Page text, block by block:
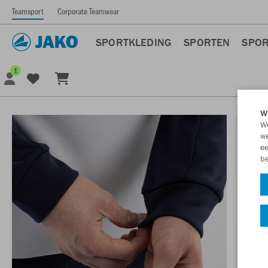
Teamsport Corporate Teamwear
SPORTKLEDING SPORTEN
1